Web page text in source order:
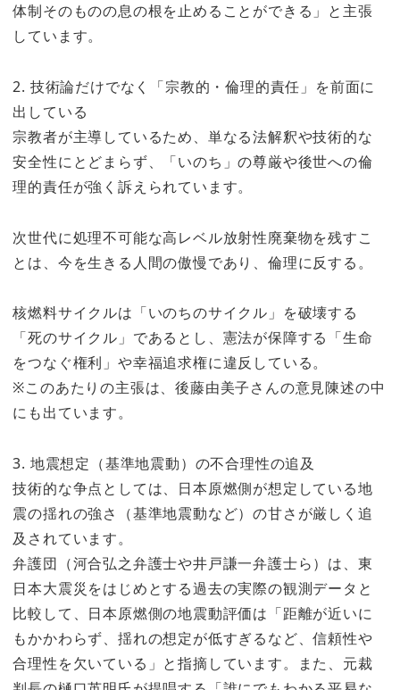
体制そのものの息の根を止めることができる」と主張
しています。
2. 技術論だけでなく「宗教的・倫理的責任」を前面に
出している
宗教者が主導しているため、単なる法解釈や技術的な
安全性にとどまらず、「いのち」の尊厳や後世への倫
理的責任が強く訴えられています。
次世代に処理不可能な高レベル放射性廃棄物を残すこ
とは、今を生きる人間の傲慢であり、倫理に反する。
核燃料サイクルは「いのちのサイクル」を破壊する
「死のサイクル」であるとし、憲法が保障する「生命
をつなぐ権利」や幸福追求権に違反している。
※このあたりの主張は、後藤由美子さんの意見陳述の中
にも出ています。
3. 地震想定（基準地震動）の不合理性の追及
技術的な争点としては、日本原燃側が想定している地
震の揺れの強さ（基準地震動など）の甘さが厳しく追
及されています。
弁護団（河合弘之弁護士や井戸謙一弁護士ら）は、東
日本大震災をはじめとする過去の実際の観測データと
比較して、日本原燃側の地震動評価は「距離が近いに
もかかわらず、揺れの想定が低すぎるなど、信頼性や
合理性を欠いている」と指摘しています。また、元裁